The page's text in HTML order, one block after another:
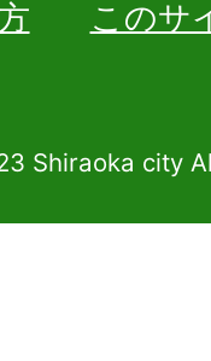
このサ
Shiraoka city